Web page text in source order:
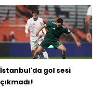
İstanbul'da gol sesi
çıkmadı!